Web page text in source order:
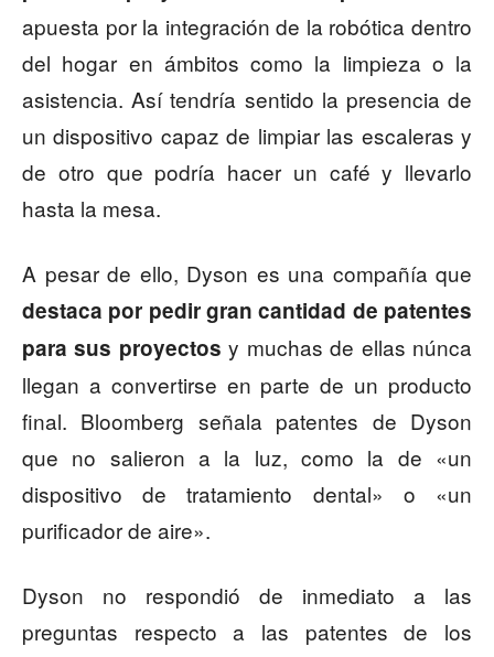
apuesta por la integración de la robótica dentro
del hogar en ámbitos como la limpieza o la
asistencia. Así tendría sentido la presencia de
un dispositivo capaz de limpiar las escaleras y
de otro que podría hacer un café y llevarlo
hasta la mesa.
A pesar de ello, Dyson es una compañía que
destaca por pedir gran cantidad de patentes
para sus proyectos y muchas de ellas núnca
llegan a convertirse en parte de un producto
final. Bloomberg señala patentes de Dyson
que no salieron a la luz, como la de «un
dispositivo de tratamiento dental» o «un
purificador de aire».
Dyson no respondió de inmediato a las
preguntas respecto a las patentes de los